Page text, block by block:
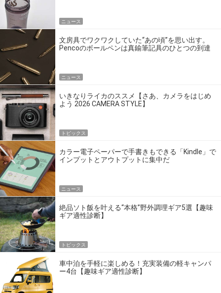
ニュース
文房具でワクワクしていた“あの頃”を思い出す。
Pencoのボールペンは真鍮筆記具のひとつの到達
ニュース
いきなりライカのススメ【さあ、カメラをはじめ
よう 2026 CAMERA STYLE】
トピックス
カラー電子ペーパーで手書きもできる「Kindle」で
インプットとアウトプットに集中だ
ニュース
絶品ソト飯を叶える“本格”野外調理ギア5選【趣味
ギア適性診断】
トピックス
車中泊を手軽に楽しめる！充実装備の軽キャンパ
ー4台【趣味ギア適性診断】